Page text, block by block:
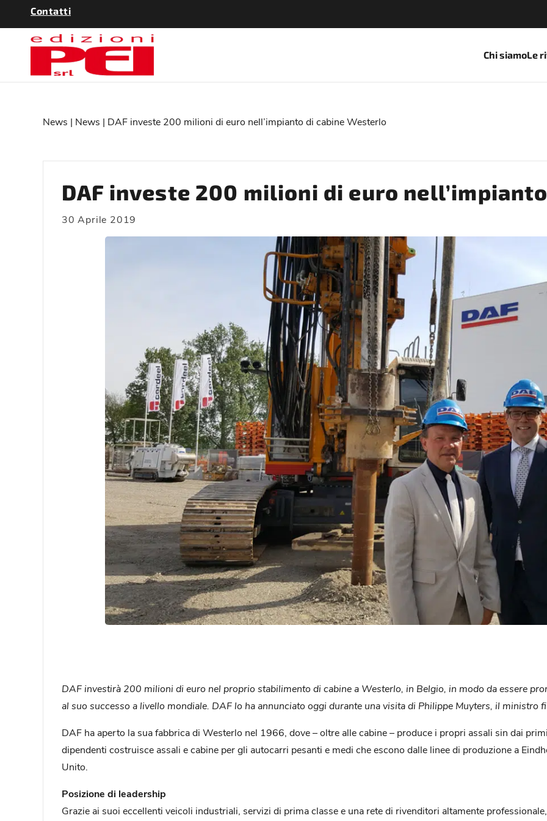
Contatti
Chi siamoLe
News | News | DAF investe 200 milioni di euro nell’impianto di cabine Westerlo
DAF investe 200 milioni di euro
30 Aprile 2019
DAF investirà 200 milioni di euro nel proprio stabilimento di cabine a Westerlo, in Belgio, in modo da essere
al suo successo a livello mondiale. DAF lo ha annunciato oggi durante una visita di Philippe Muyters, il ministro
DAF ha aperto la sua fabbrica di Westerlo nel 1966, dove – oltre alle cabine – produce i propri assali sin dai
dipendenti costruisce assali e cabine per gli autocarri pesanti e medi che escono dalle linee di produzione a
Unito.
Posizione di leadership
Grazie ai suoi eccellenti veicoli industriali, servizi di prima classe e una rete di rivenditori altamente